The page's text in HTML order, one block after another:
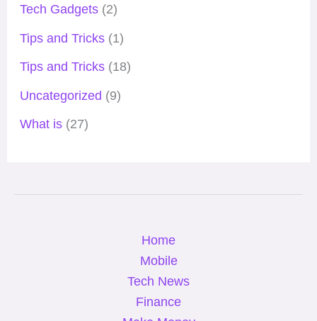
Tech Gadgets(2)
Tips and Tricks(1)
Tips and Tricks(18)
Uncategorized (9)
What is(27)
Home
Mobile
Tech News
Finance